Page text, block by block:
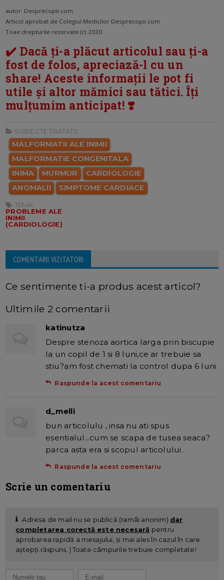
autor: Desprecopii.com
Articol aprobat de Colegiul Medicilor Desprecopii.com
Toae drepturile rezervate (c) 2020
✔️ Dacă ți-a plăcut articolul sau ți-a
fost de folos, apreciază-l cu un
share! Aceste informații le pot fi
utile și altor mămici sau tătici. Îți
mulțumim anticipat! ❣️
SUBIECTE TRATATE:
MALFORMATII ALE INIMII
MALFORMATIE CONGENITALA
INIMA
MURMUR
CARDIOLOGIE
ANOMALII
SIMPTOME CARDIACE
TEMA:
PROBLEME ALE
INIMII
(CARDIOLOGIE)
COMENTARII VIZITATORI
Ce sentimente ti-a produs acest articol?
Ultimile 2 comentarii
katinutza
Despre stenoza aortica larga prin biscupie
la un copil de 1 si 8 luni,ce ar trebuie sa
stiu?am fost chemati la control dupa 6 luni
Raspunde la acest comentariu
d_melli
bun articolulu , insa nu ati spus
esentialul...cum se scapa de tusea seaca?
parca asta era si scopul articolului.
Raspunde la acest comentariu
Scrie un comentariu
Adresa de mail nu se publică (ramâi anonim) dar
completarea corectă este necesară pentru
aprobarea rapidă a mesajului, și mai ales în cazul în care
aștepți răspuns. | Toate câmpurile trebuie completate!